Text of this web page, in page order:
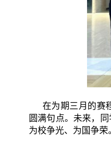
在为期三月的赛
圆满句点。未来，
为校争光、为国争荣